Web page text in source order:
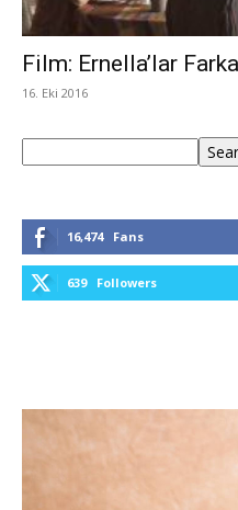
Film: Ernella’lar
16. Eki 2016
16,474 Fans
639 Followers